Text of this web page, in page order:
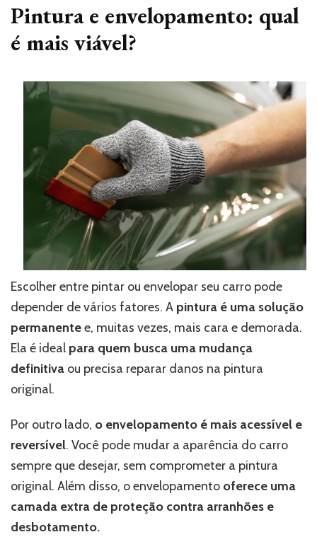
Pintura e envelopamento: qual
é mais viável?
Escolher entre pintar ou envelopar seu carro pode
depender de vários fatores. A pintura é uma solução
permanentee, muitas vezes, mais cara e demorada.
Ela é ideal para quem busca uma mudança
definitiva ou precisa reparar danos na pintura
original.
Por outro lado, o envelopamento é mais acessível e
reversível. Você pode mudar a aparência do carro
sempre que desejar, sem comprometer a pintura
original. Além disso, o envelopamento oferece uma
camada extra de proteção contra arranhões e
desbotamento.